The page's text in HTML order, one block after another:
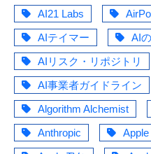
AI21 Labs
AIテイマー
AI
AIリスク・リポジトリ
AI事業者ガイドライン
Algorithm Alchemist
Anthropic